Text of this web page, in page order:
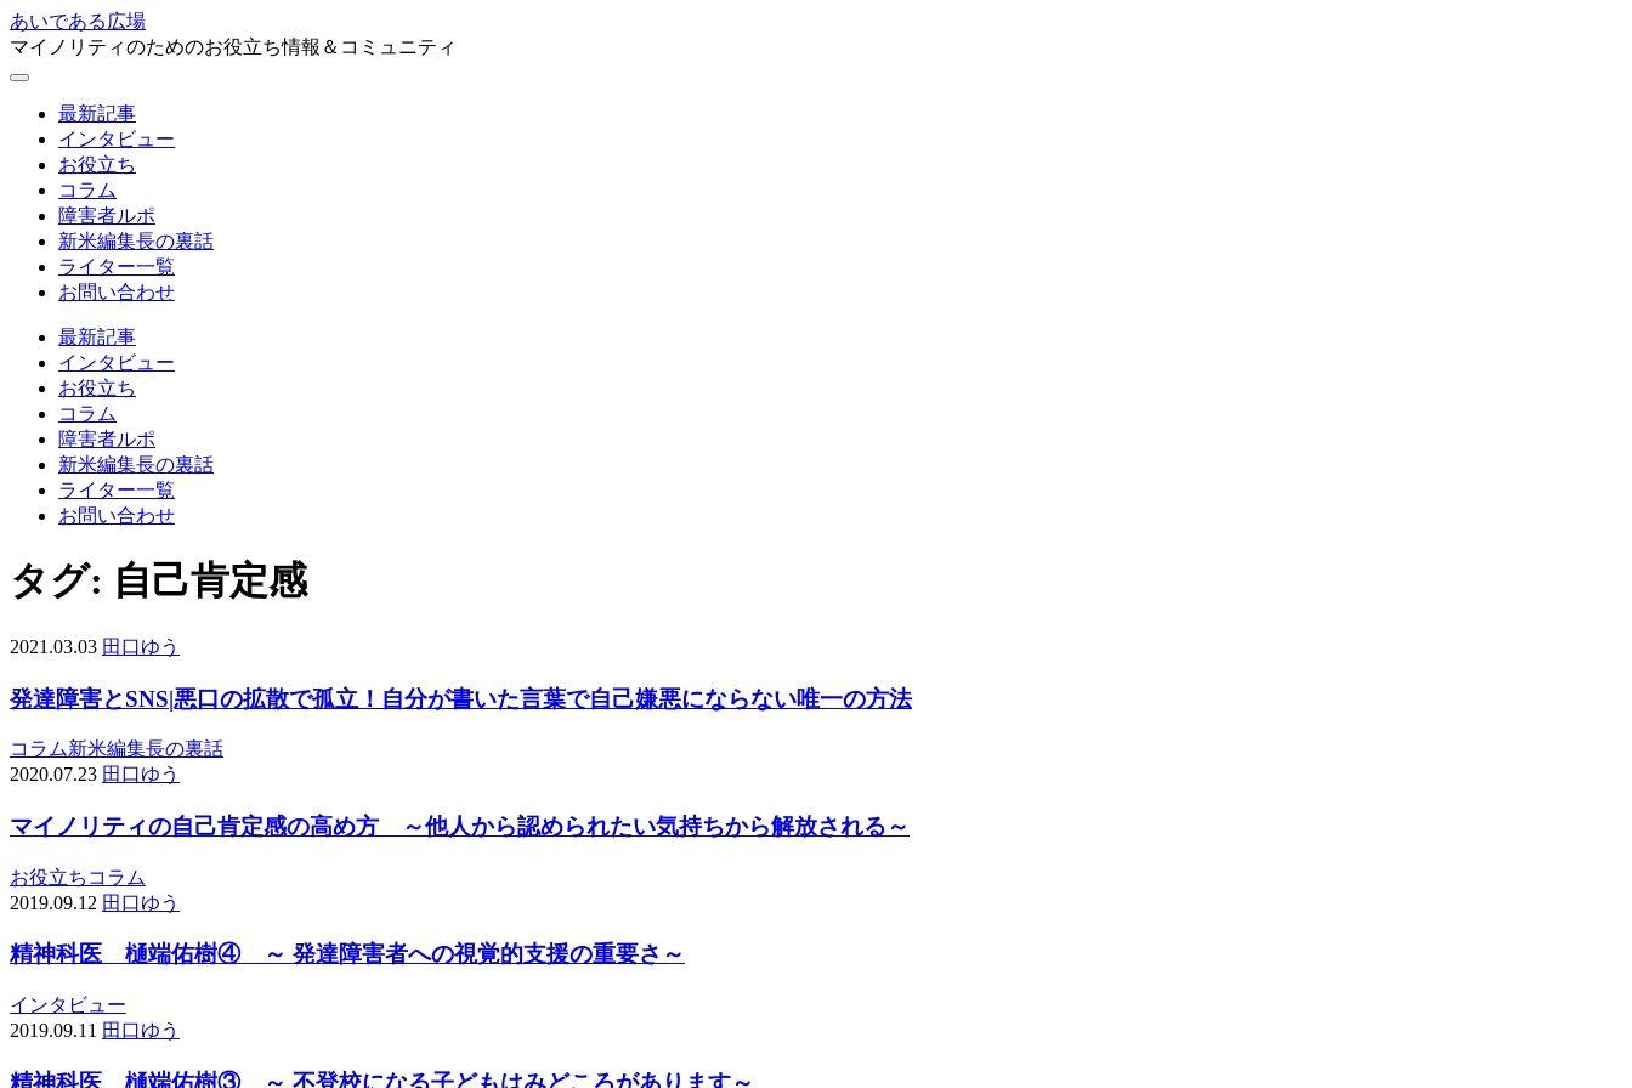
あいである広場
マイノリティのためのお役立ち情報＆コミュニティ
最新記事
インタビュー
お役立ち
コラム
障害者ルポ
新米編集長の裏話
ライター一覧
お問い合わせ
最新記事
インタビュー
お役立ち
コラム
障害者ルポ
新米編集長の裏話
ライター一覧
お問い合わせ
タグ: 自己肯定感
2021.03.03 田口ゆう
発達障害とSNS|悪口の拡散で孤立！自分が書いた言葉で自己嫌悪にならない唯一の方法
コラム新米編集長の裏話
2020.07.23 田口ゆう
マイノリティの自己肯定感の高め方 ～他人から認められたい気持ちから解放される～
お役立ち コラム
2019.09.12 田口ゆう
精神科医 樋端佑樹④ ～ 発達障害者への視覚的支援の重要さ～
インタビュー
2019.09.11 田口ゆう
精神科医 樋端佑樹③ ～ 不登校になる子どもはみどころがあります～